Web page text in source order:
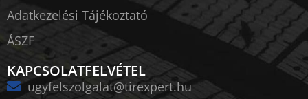
Adatkezelési Tájékoztató
ÁSZF
KAPCSOLATFELVÉTEL
ugyfelszolgalat@tirexpert.hu